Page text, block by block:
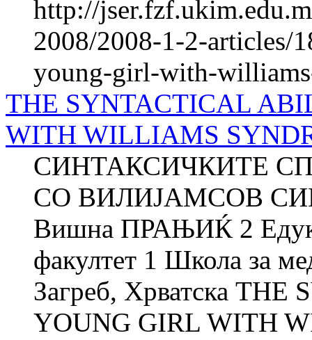
http://
2008/2008-1-2-articles/
young-girl-with-
THE SYNTACTICAL
WITH WILLIAMS
СИНТАКСИЧКИТЕ
СО ВИЛИЈАМСОВ
Вишна ПРАЊИЌ 2
факултет 1 Школа за
Загреб, Хрватска
YOUNG GIRL WITH